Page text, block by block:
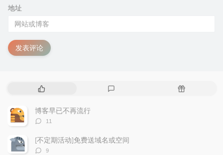
地址
发表评论
热
文
章
随
博客早已不再流行
评
数：
11
[不定期活动]免费送域名或空间
评
9